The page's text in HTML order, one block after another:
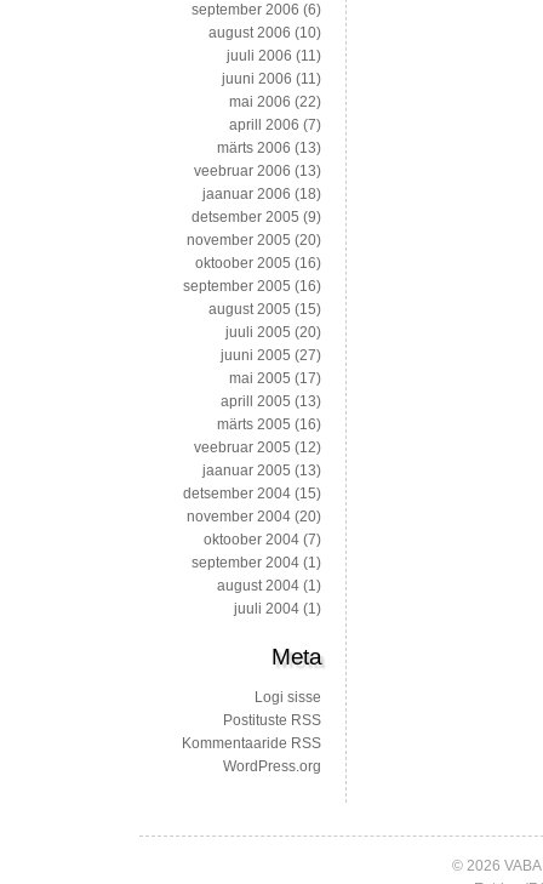
september 2006 (6)
august 2006 (10)
juuli 2006 (11)
juuni 2006 (11)
mai 2006 (22)
aprill 2006 (7)
märts 2006 (13)
veebruar 2006 (13)
jaanuar 2006 (18)
detsember 2005 (9)
november 2005 (20)
oktoober 2005 (16)
september 2005 (16)
august 2005 (15)
juuli 2005 (20)
juuni 2005 (27)
mai 2005 (17)
aprill 2005 (13)
märts 2005 (16)
veebruar 2005 (12)
jaanuar 2005 (13)
detsember 2004 (15)
november 2004 (20)
oktoober 2004 (7)
september 2004 (1)
august 2004 (1)
juuli 2004 (1)
Meta
Logi sisse
Postituste RSS
Kommentaaride RSS
WordPress.org
© 2026